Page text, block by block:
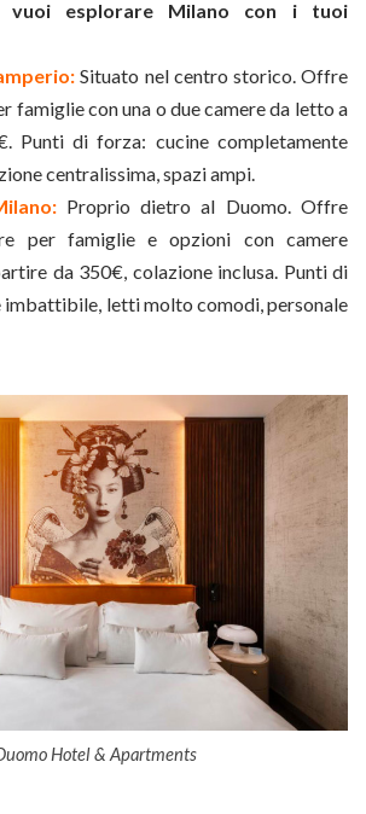
vuoi esplorare Milano con i tuoi
Situato nel centro storico. Offre
famiglie con una o due camere da letto a
Punti di forza: cucine completamente
centralissima, spazi ampi.
Proprio dietro al Duomo. Offre
per famiglie e opzioni con camere
da 350€, colazione inclusa. Punti di
imbattibile, letti molto comodi, personale
Hotel & Apartments